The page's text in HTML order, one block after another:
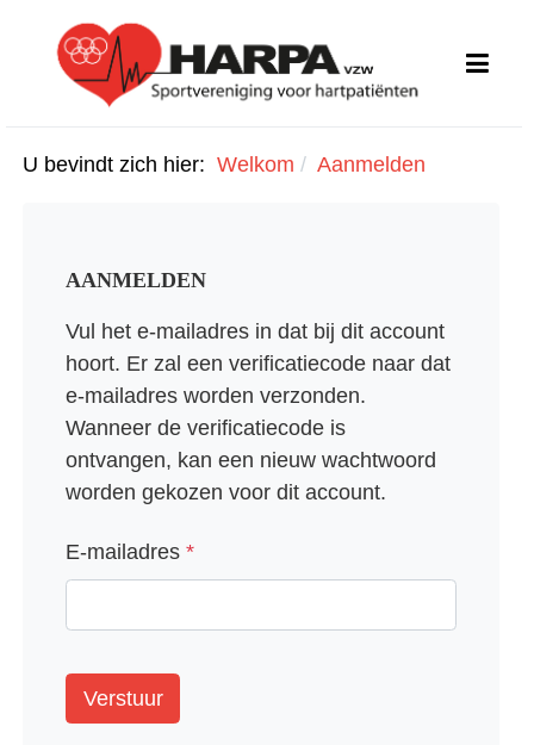
U bevindt zich hier: Welkom Aanmelden
AANMELDEN
Vul het e-mailadres in dat bij dit account
hoort. Er zal een verificatiecode naar dat
e-mailadres worden verzonden.
Wanneer de verificatiecode is
ontvangen, kan een nieuw wachtwoord
worden gekozen voor dit account.
E-mailadres *
Verstuur